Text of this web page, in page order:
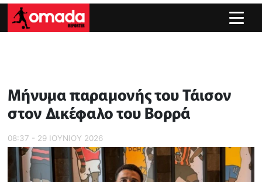
Μήνυμα παραμονής του Τάισον
στον Δικέφαλο του Βορρά
08:37 - 29 ΙΟΥΝΙΟΥ 2026